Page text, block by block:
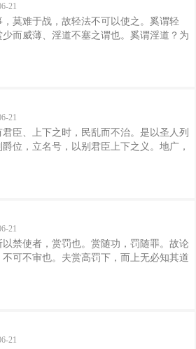
富而贫治，重强。 兵易弱难强。民乐生
难难正，易之则强。事有羞，多奸；寡赏，
奸疑，敌失必，利。兵至强，威；事无羞，
21
，莫难于战，故轻法不可以使之。奚谓轻
少而威薄、淫道不塞之谓也。奚谓淫道？为
必以重法。赏则必多，威则必严，淫道必
知者不贵，游宦者不任，文学私名不显。赏
民见战赏之多则忘死，见不战之辱则苦生。
死，而威使之苦生，而淫道又塞，以此遇
21
君臣、上下之时，民乱而不治。是以圣人列
位，立名号，以别君臣上下之义。地广，
尊则令行，官修则有常事，法制明则民畏
不明，而求民之行令也，不可得也。民不从
君之尊也，虽尧、舜之知，不能以治。
天下也，缘法而治，按功而赏。凡民之所疾
21
以禁使者，赏罚也。赏随功，罚随罪。故论
不可不审也。夫赏高罚下，而上无必知其道
必得。今夫幽夜，山陵之大，而离娄不见；
则上别飞鸟，下察秋豪。故目之见也，托日
21